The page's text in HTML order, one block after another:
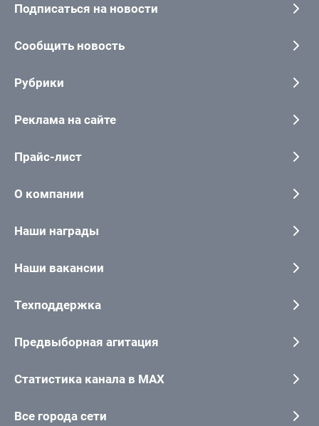
Подписаться на новости
Сообщить новость
Рубрики
Реклама на сайте
Прайс-лист
О компании
Наши награды
Наши вакансии
Техподдержка
Предвыборная агитация
Статистика канала в MAX
Все города сети